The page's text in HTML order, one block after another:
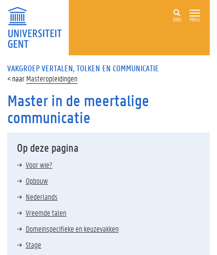
ZOEK MENU
VAKGROEP VERTALEN, TOLKEN EN COMMUNICATIE
Masteropleidingen
Master in de meertalige
communicatie
Op deze pagina
Voor wie?
Opbouw
Nederlands
Vreemde talen
Domeinspecifieke en keuzevakken
Stage